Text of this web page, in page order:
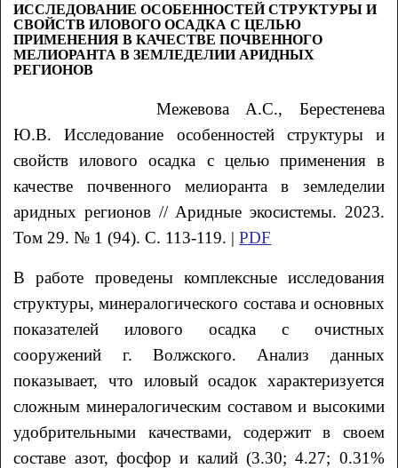
ИССЛЕДОВАНИЕ ОСОБЕННОСТЕЙ СТРУКТУРЫ И
СВОЙСТВ ИЛОВОГО ОСАДКА С ЦЕЛЬЮ
ПРИМЕНЕНИЯ В КАЧЕСТВЕ ПОЧВЕННОГО
МЕЛИОРАНТА В ЗЕМЛЕДЕЛИИ АРИДНЫХ
РЕГИОНОВ
Межевова А.С., Берестенева
Ю.В. Исследование особенностей структуры и
свойств илового осадка с целью применения в
качестве почвенного мелиоранта в земледелии
аридных регионов // Аридные экосистемы. 2023.
Том 29. № 1 (94). С. 113-119. |PDF
В работе проведены комплексные исследования
структуры, минералогического состава и основных
показателей илового осадка с очистных
сооружений г. Волжского. Анализ данных
показывает, что иловый осадок характеризуется
сложным минералогическим составом и высокими
удобрительными качествами, содержит в своем
составе азот, фосфор и калий (3.30; 4.27; 0.31%